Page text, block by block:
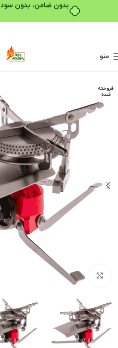
بدون ضامن، بدون سود
منو
فروخته
شده
برای بزرگنمایی کلیک کنید